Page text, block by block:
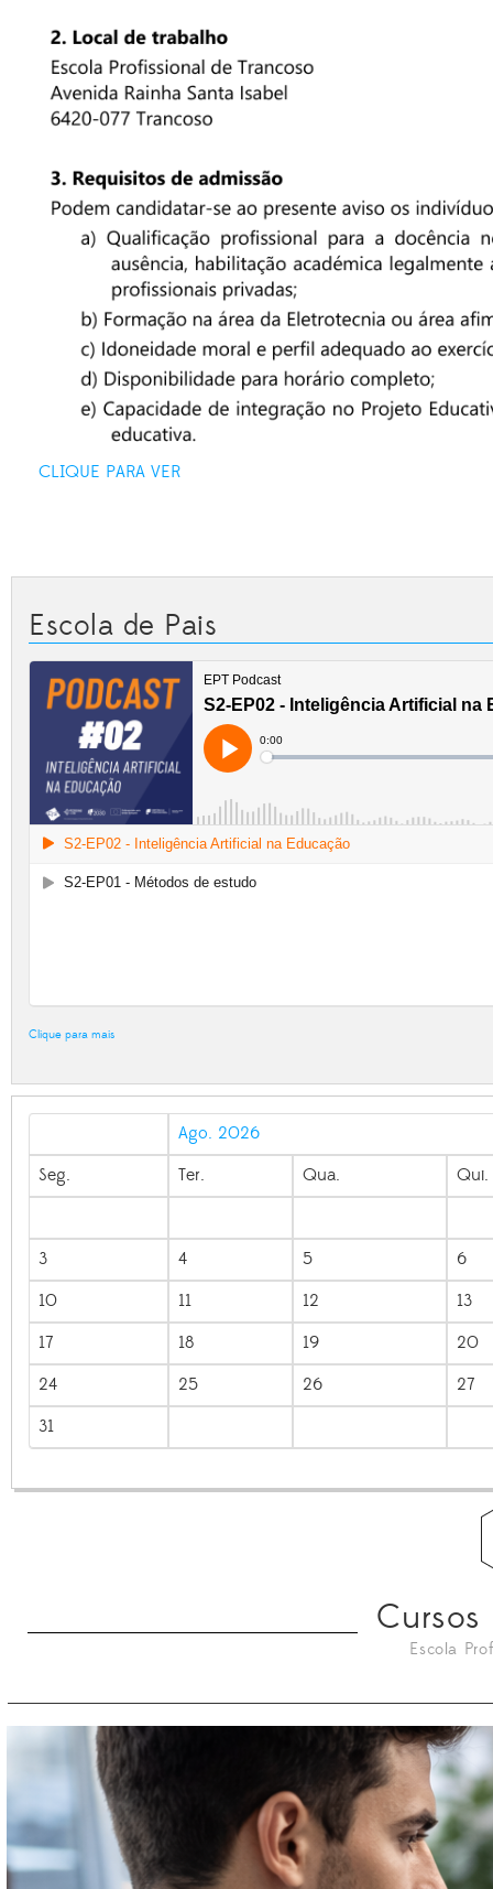
CLIQUE PARA VER
Escola de Pais
Clique para mais
Ago. 2026
Seg.
Ter. Qua. Qui.
3 4 5
6
10
11 12
13
17
18 19
20
24
25 26
27
31
Cursos
Escola